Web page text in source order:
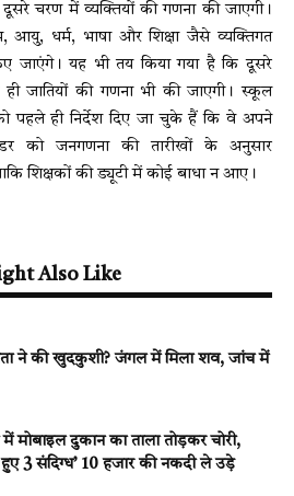
चरण में व्यक्तियों की गणना की जाएगी।
आयु, धर्म, भाषा और शिक्षा जैसे व्यक्तिगत
जाएंगे। यह भी तय किया गया है कि दूसरे
जातियों की गणना भी की जाएगी। स्कूल
को पहले ही निर्देश दिए जा चुके हैं कि वे अपने
को जनगणना की तारीखों के अनुसार
शिक्षकों की ड्यूटी में कोई बाधा न आए।
Also Like
ने की खुदकुशी? जंगल में मिला शव, जांच में
में मोबाइल दुकान का ताला तोड़कर चोरी,
3 संदिग्ध’ 10 हजार की नकदी ले उड़े